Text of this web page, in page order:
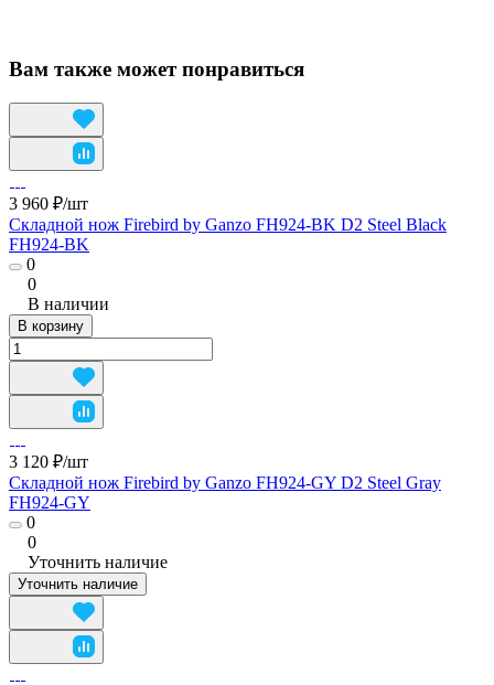
Вам также может понравиться
3 960 ₽/шт
Складной нож Firebird by Ganzo FH924-BK D2 Steel Black
FH924-BK
0
0
В наличии
В корзину
3 120 ₽/шт
Складной нож Firebird by Ganzo FH924-GY D2 Steel Gray
FH924-GY
0
0
Уточнить наличие
Уточнить наличие